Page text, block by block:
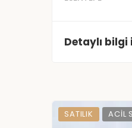
Detaylı bilgi
SATILIK ACIL